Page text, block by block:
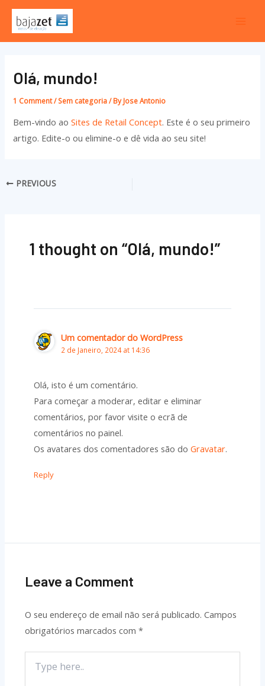
Skip
content
Olá, mundo!
1 Comment/Sem categoria/ ByJose Antonio
Bem-vindo aoSites de Retail Concept. Este é o seu primeiro
artigo. Edite-o ou elimine-o e dê vida ao seu site!
Post
navigation
PREVIOUS
1 thought on “Olá, mundo!”
Um comentador do WordPress
2 de Janeiro, 2024 at 14:36
Olá, isto é um comentário.
Para começar a moderar, editar e eliminar
comentários, por favor visite o ecrã de
comentários no painel.
Os avatares dos comentadores são do Gravatar.
Reply
Leave a Comment
O seu endereço de email não será publicado. Campos
obrigatórios marcados com*
here..